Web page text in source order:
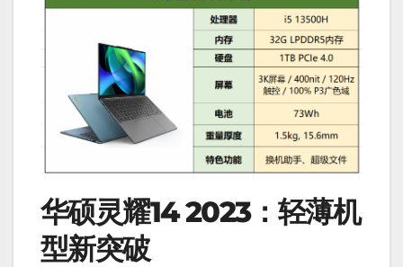
华硕灵耀14 2023：轻薄机
型新突破